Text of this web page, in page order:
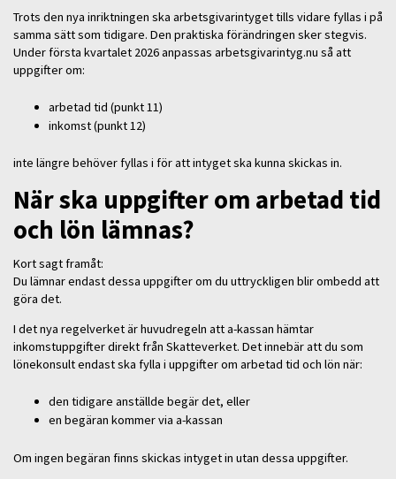
Trots den nya inriktningen ska arbetsgivarintyget tills vidare fyllas i på
samma sätt som tidigare. Den praktiska förändringen sker stegvis.
Under första kvartalet 2026 anpassas arbetsgivarintyg.nu så att
uppgifter om:
arbetad tid (punkt 11)
inkomst (punkt 12)
inte längre behöver fyllas i för att intyget ska kunna skickas in.
När ska uppgifter om arbetad tid
och lön lämnas?
Kort sagt framåt:
Du lämnar endast dessa uppgifter om du uttryckligen blir ombedd att
göra det.
I det nya regelverket är huvudregeln att a-kassan hämtar
inkomstuppgifter direkt från Skatteverket. Det innebär att du som
lönekonsult endast ska fylla i uppgifter om arbetad tid och lön när:
den tidigare anställde begär det, eller
en begäran kommer via a-kassan
Om ingen begäran finns skickas intyget in utan dessa uppgifter.